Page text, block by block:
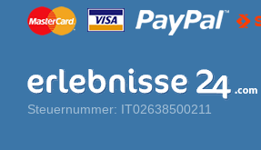
Steuernummer: IT02638500211